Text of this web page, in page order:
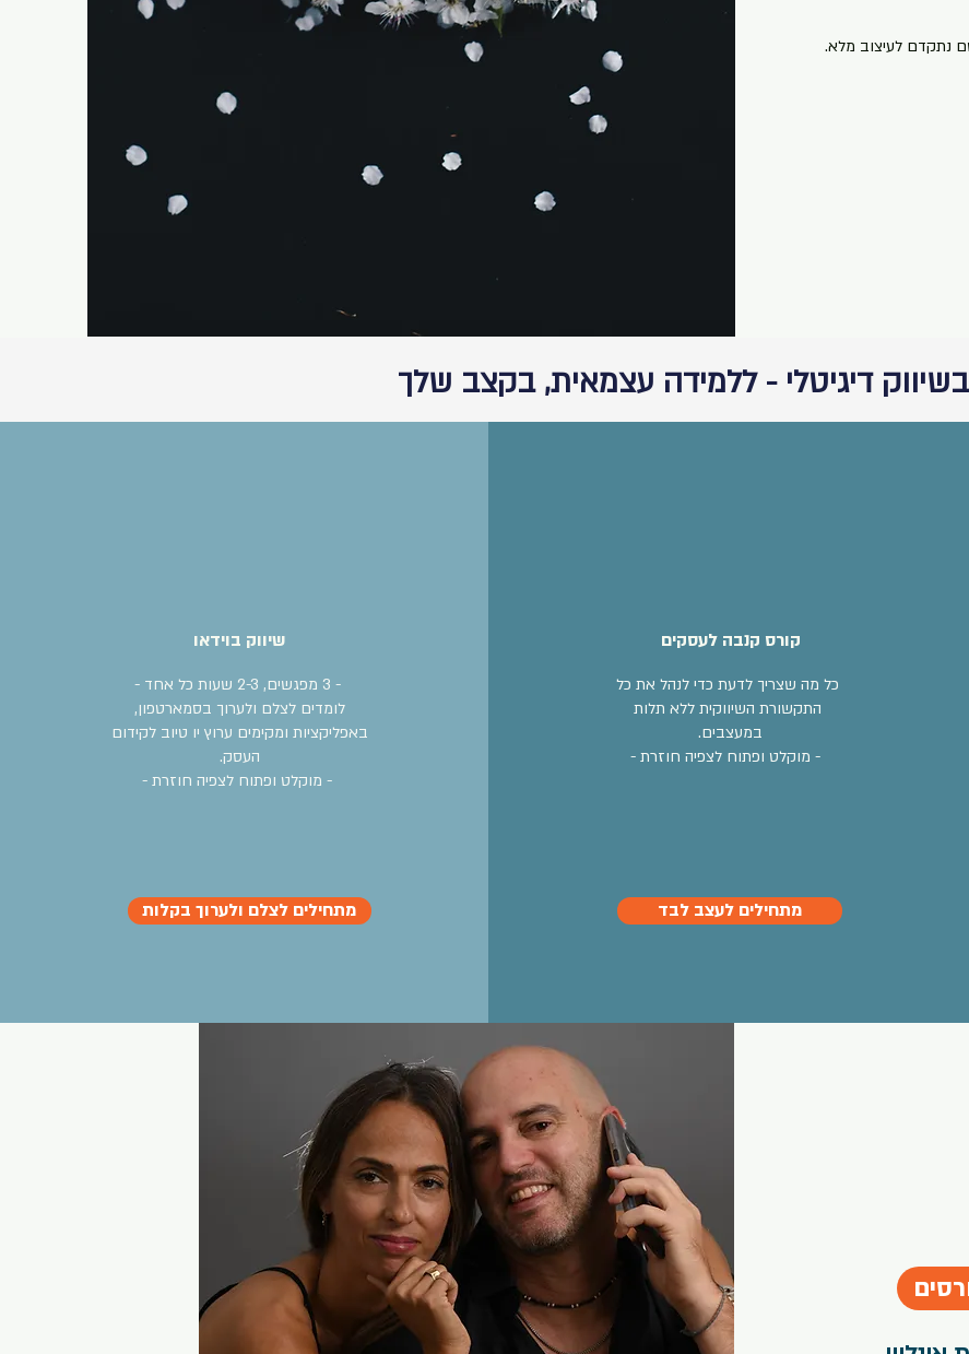
נתקדם לעיצוב מלא.
דיגיטלי - ללמידה עצמאית, בקצב שלך
- 3 מפגשים, 2-3 שעות כל אחד -
לומדים לצלם ולערוך בסמארטפון,
באפליקציות ומקימים ערוץ יו טיוב לקידום
העסק.
- מוקלט ופתוח לצפיה חוזרת -
מתחילים לצלם ולערוך בקלות
קורס קנבה לעסקים
כל מה שצריך לדעת כדי לנהל את כל
התקשורת השיווקית ללא תלות
במעצבים.
- מוקלט ופתוח לצפיה חוזרת-
מתחילים לעצב לבד